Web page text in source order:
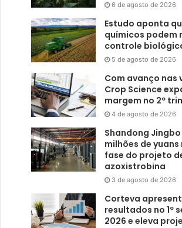
6 de agosto de 2026
Estudo aponta
químicos podem
controle
5 de agosto de 2026
Com avanço nas
Crop Science
margem no 2º
4 de agosto de 2026
Shandong
milhões de
fase do projeto
azoxistrobina
3 de agosto de 2026
Corteva
resultados no 1º
2026 e eleva